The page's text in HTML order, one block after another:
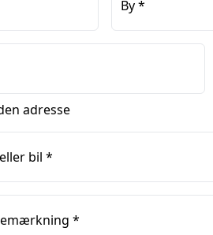
By*
adresse
bil *
*